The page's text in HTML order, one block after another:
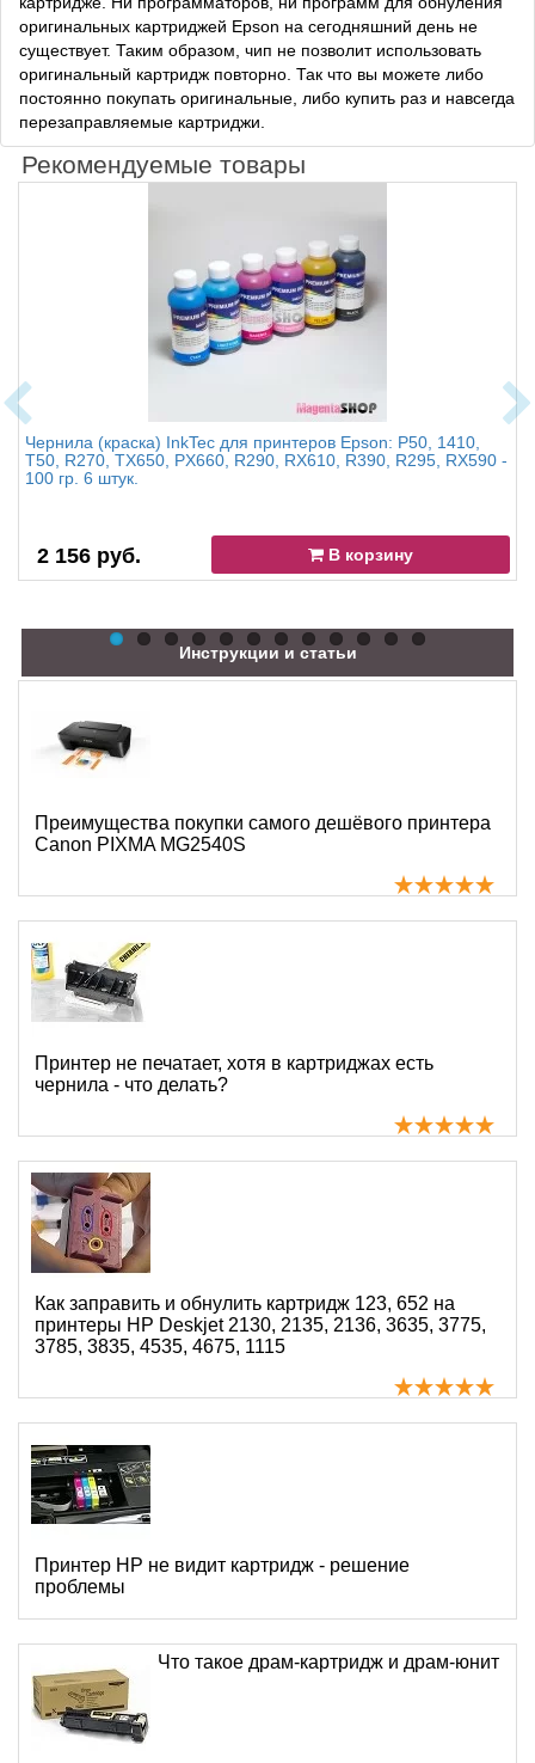
оригинальных картриджей Epson на сегодняшний день не
существует. Таким образом, чип не позволит использовать
оригинальный картридж повторно. Так что вы можете либо
постоянно покупать оригинальные, либо купить раз и навсегда
перезаправляемые картриджи.
Рекомендуемые товары
Чернила (краска) InkTec для принтеров Epson: P50, 1410,
T50, R270, TX650, PX660, R290, RX610, R390, R295, RX590 -
100 гр. 6 штук.
2 156 руб. В корзину
Инструкции и статьи
Преимущества покупки самого дешёвого принтера
Canon PIXMA MG2540S
Принтер не печатает, хотя в картриджах есть
чернила - что делать?
Как заправить и обнулить картридж 123, 652 на
принтеры HP Deskjet 2130, 2135, 2136, 3635, 3775,
3785, 3835, 4535, 4675, 1115
Принтер HP не видит картридж - решение
проблемы
Что такое драм-картридж и драм-юнит